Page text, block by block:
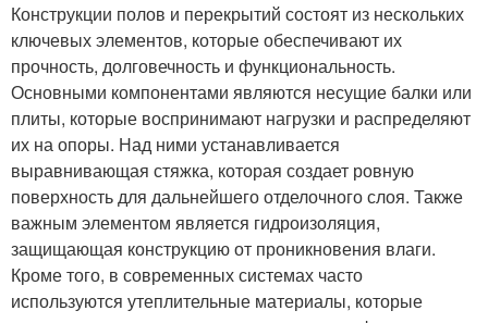
Конструкции полов и перекрытий состоят из нескольких
ключевых элементов, которые обеспечивают их
прочность, долговечность и функциональность.
Основными компонентами являются несущие балки или
плиты, которые воспринимают нагрузки и распределяют
их на опоры. Над ними устанавливается
выравнивающая стяжка, которая создает ровную
поверхность для дальнейшего отделочного слоя. Также
важным элементом является гидроизоляция,
защищающая конструкцию от проникновения влаги.
Кроме того, в современных системах часто
используются утеплительные материалы, которые